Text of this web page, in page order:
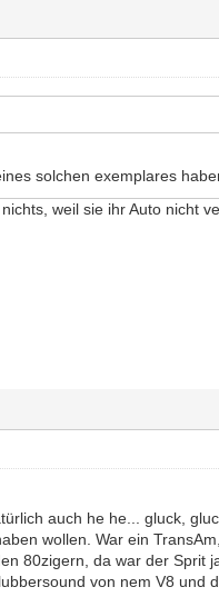
solchen exemplares
weil sie ihr Auto nicht
auch he he... gluck,
wollen. War ein
80zigern, da war der Sprit
von nem V8 und